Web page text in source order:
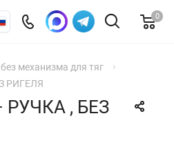
0
механизма для тяг
РИГЕЛЯ
РУЧКА , БЕЗ